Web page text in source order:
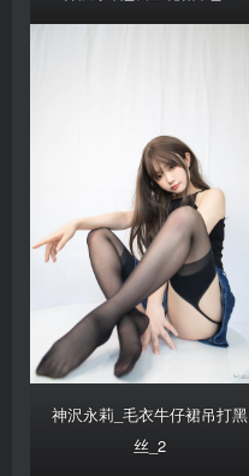
神沢永莉_毛衣牛仔裙吊打黑
丝_2